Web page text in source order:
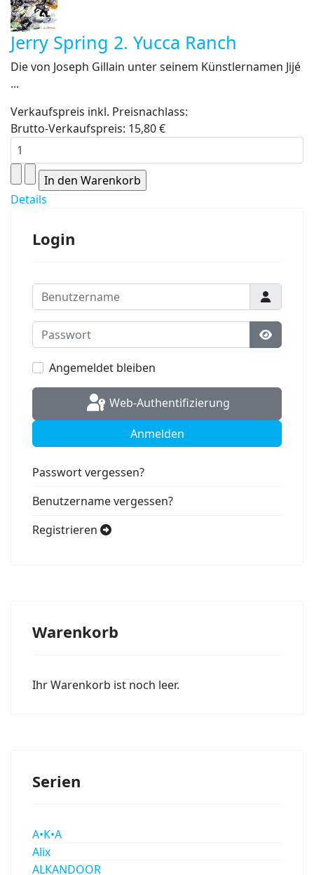
Jerry Spring 2. Yucca Ranch
Die von Joseph Gillain unter seinem Künstlernamen Jijé
...
Verkaufspreis inkl. Preisnachlass:
Brutto-Verkaufspreis: 15,80 €
Details
Login
Benutzername
Passwort
Angemeldet bleiben
Web-Authentifizierung
Anmelden
Passwort vergessen?
Benutzername vergessen?
Registrieren
Warenkorb
Ihr Warenkorb ist noch leer.
Serien
A•K•A
Alix
ALKANDOOR